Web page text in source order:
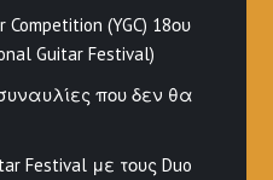
(YGC) 18ου
Guitar Festival)
που δεν θα
Festival με τους Duo